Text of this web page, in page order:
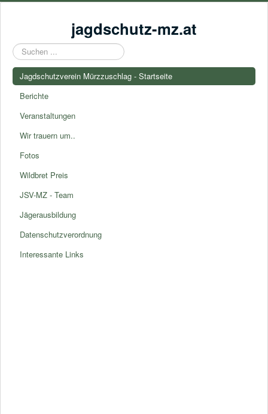
jagdschutz-mz.at
Suchen
...
Jagdschutzverein Mürzzuschlag - Startseite
Berichte
Veranstaltungen
Wir trauern um..
Fotos
Wildbret Preis
JSV-MZ - Team
Jägerausbildung
Datenschutzverordnung
Interessante Links